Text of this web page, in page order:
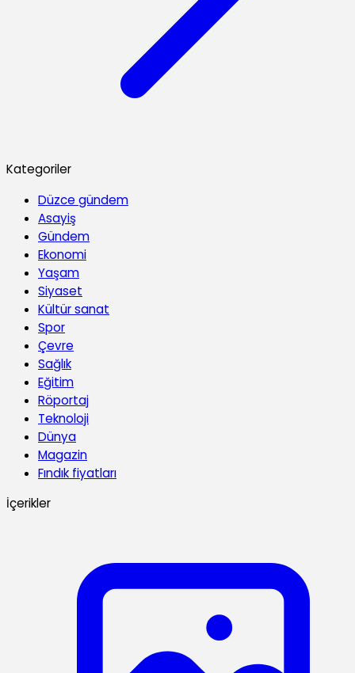
Kategoriler
Düzce gündem
Asayiş
Gündem
Ekonomi
Yaşam
Siyaset
Kültür sanat
Spor
Çevre
Sağlık
Eğitim
Röportaj
Teknoloji
Dünya
Magazin
Fındık fiyatları
İçerikler